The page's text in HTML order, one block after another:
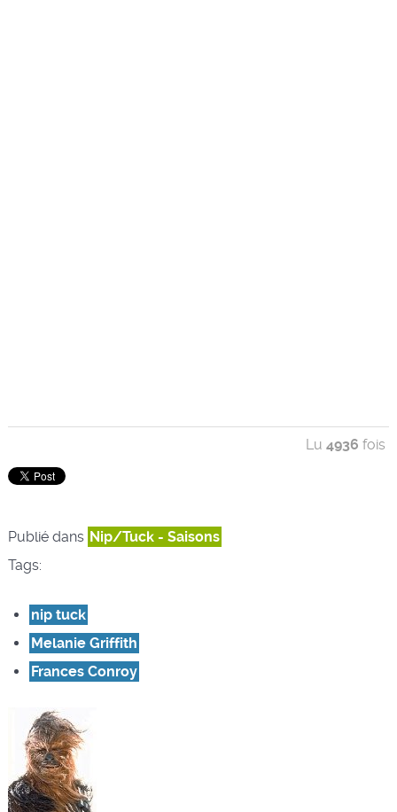
Lu4936 fois
Publié dans Nip/Tuck - Saisons
Tags:
nip tuck
Melanie Griffith
Frances Conroy